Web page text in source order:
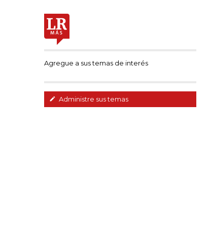
Agregue a sus temas de interés
Administre sus temas